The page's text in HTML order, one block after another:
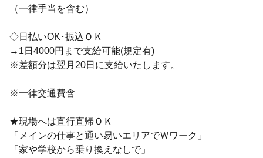
（一律手当を含む）
◇日払いOK･振込ＯＫ
→1日4000円まで支給可能(規定有)
※差額分は翌月20日に支給いたします。
※一律交通費含
★現場へは直行直帰ＯＫ
「メインの仕事と通い易いエリアでＷワーク」
「家や学校から乗り換えなしで」